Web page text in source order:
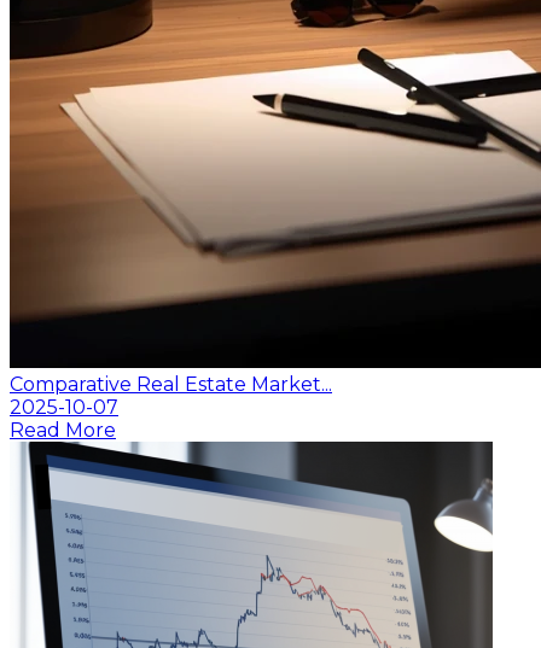
Comparative Real Estate Market...
2025-10-07
Read More